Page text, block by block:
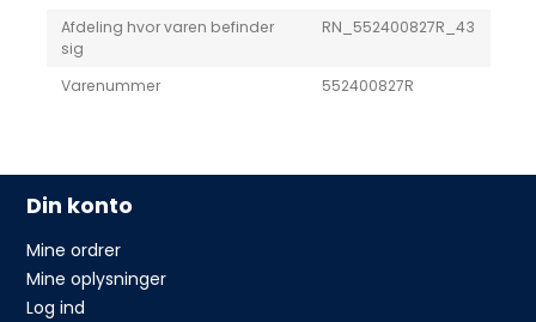
Afdeling hvor varen befinder
sig
RN_552400827R_43
Varenummer 552400827R
Din konto
Mine ordrer
Mine oplysninger
Log ind